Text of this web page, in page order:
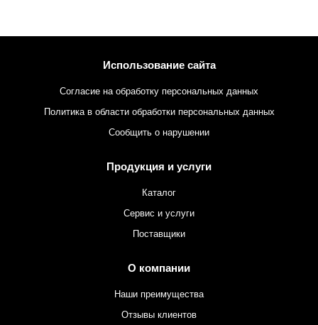
Использование сайта
Согласие на обработку персональных данных
Политика в области обработки персональных данных
Сообщить о нарушении
Продукция и услуги
Каталог
Сервис и услуги
Поставщики
О компании
Наши преимущества
Отзывы клиентов